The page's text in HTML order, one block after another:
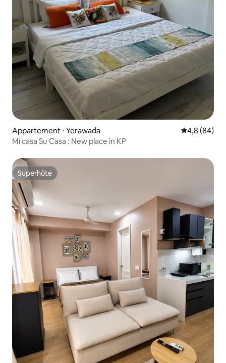
Appartement ⋅ Yerawada Évaluation
4,8 (84)
Mi casa Su Casa : New place in KP
Superhôte
Superhôte